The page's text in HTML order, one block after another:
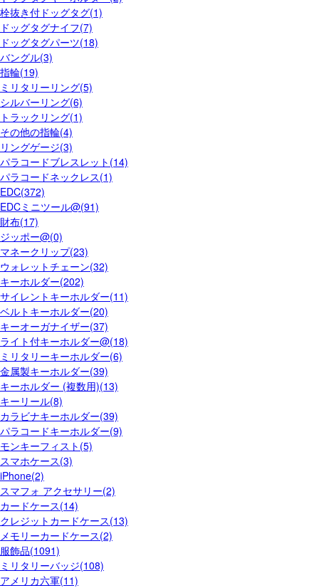
栓抜き付ドッグタグ(1)
ドッグタグナイフ(7)
ドッグタグパーツ(18)
バングル(3)
指輪(19)
ミリタリーリング(5)
シルバーリング(6)
トラックリング(1)
その他の指輪(4)
リングゲージ(3)
パラコードブレスレット(14)
パラコードネックレス(1)
EDC(372)
EDCミニツール@(91)
財布(17)
ジッポー@(0)
マネークリップ(23)
ウォレットチェーン(32)
キーホルダー(202)
サイレントキーホルダー(11)
ベルトキーホルダー(20)
キーオーガナイザー(37)
ライト付キーホルダー@(18)
ミリタリーキーホルダー(6)
金属製キーホルダー(39)
キーホルダー (複数用)(13)
キーリール(8)
カラビナキーホルダー(39)
パラコードキーホルダー(9)
モンキーフィスト(5)
スマホケース(3)
iPhone(2)
スマフォ アクセサリー(2)
カードケース(14)
クレジットカードケース(13)
メモリーカードケース(2)
服飾品(1091)
ミリタリーバッジ(108)
アメリカ六軍(11)